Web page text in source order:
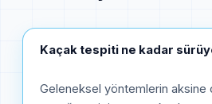
Kaçak tespiti ne kadar
Geleneksel yöntemlerin aksine